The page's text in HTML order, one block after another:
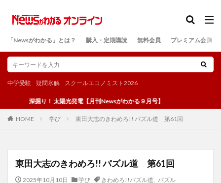
「Newsがわかる」とは？ 購入・定期購読 無料会員 プレミアム会員
中学受験 疑問氷解 スクールエコノミスト2026
深掘り！ 太陽光発電【月刊Newsがわかる９月号】
HOME 学び 東田大志のきわめろ!! パズル道 第61回
東田大志のきわめろ!! パズル道 第61回
2025年10月10日 学び きわめろ!!パズル道 パズル
検索